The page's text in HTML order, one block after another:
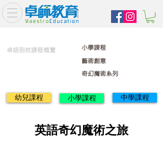
卓師到校課程概覽
藝術創意
奇幻魔術系列
小學課程
幼兒課程 小學課程 中學課程
英語奇幻魔術之旅